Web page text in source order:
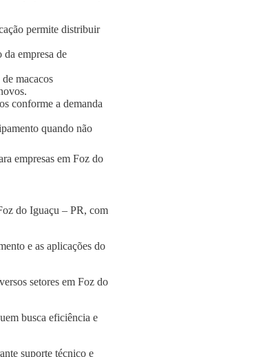
permite distribuir
empresa de
macacos
conforme a demanda
quando não
empresas em Foz do
do Iguaçu – PR, com
e as aplicações do
setores em Foz do
busca eficiência e
suporte técnico e